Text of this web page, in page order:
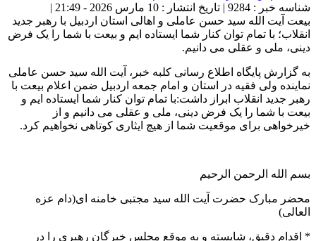
شناسه خبر : 9284 | تاریخ انتشار : 10 مارس 2026 - 21:49 |
بیعت آیت الله سید حسن عاملی و اهالی استان اردبیل با رهبر جدید
انقلاب؛ با تمام توان کنار شما ایستاده ایم و بیعت با شما را یک فرض
دینی، ملی و عقلی می دانیم.
به گزارش پایگاه اطلاع رسانی کلبه خبر، آیت الله سید حسن عاملی
نماینده ولی فقیه در استان و امام جمعه اردبیل ضمن اعلام بیعت با
رهبر جدید انقلاب ابراز داشت:با تمام توان کنار شما ایستاده ایم و
بیعت با شما را یک فرض دینی، ملی و عقلی می دانیم و از
خیرخواهی برای موقعیت شما از هیچ ایثاری کوتاهی نخواهیم کرد.
بسم الله الرحمن الرحیم
محضر مبارک حضرت آیت الله سید مجتبی خامنه ای(دام عزه
العالی)
* اقدام دقیق، شایسته و به موقع مجلس خبرگان رهبری را در